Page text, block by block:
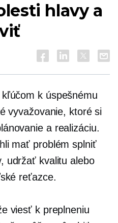
hlavy a
k úspešnému
vyvažovanie, ktoré si
a realizáciu.
mať problém splniť
udržať kvalitu alebo
reťazce.
viesť k preplneniu